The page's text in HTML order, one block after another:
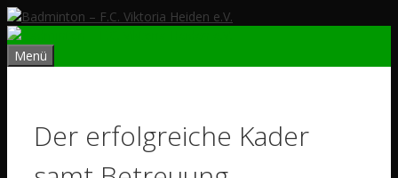
Zum
Inhalt
springen
Menü
Der erfolgreiche Kader